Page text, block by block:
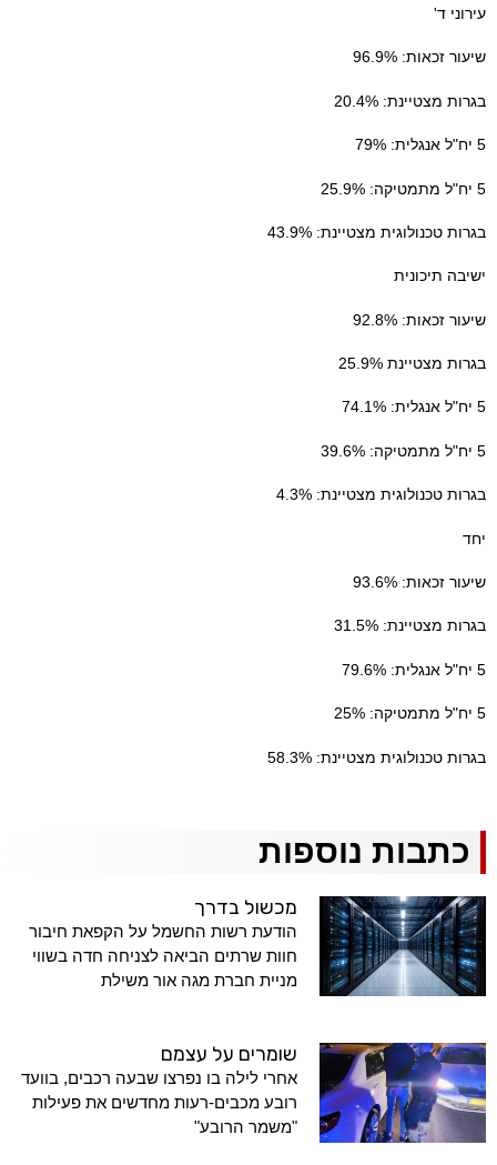
עירוני ד'
שיעור זכאות: 96.9%
בגרות מצטיינת: 20.4%
5 יח"ל אנגלית: 79%
5 יח"ל מתמטיקה: 25.9%
בגרות טכנולוגית מצטיינת: 43.9%
ישיבה תיכונית
שיעור זכאות: 92.8%
בגרות מצטיינת 25.9%
5 יח"ל אנגלית: 74.1%
5 יח"ל מתמטיקה: 39.6%
בגרות טכנולוגית מצטיינת: 4.3%
יחד
שיעור זכאות: 93.6%
בגרות מצטיינת: 31.5%
5 יח"ל אנגלית: 79.6%
5 יח"ל מתמטיקה: 25%
בגרות טכנולוגית מצטיינת: 58.3%
כתבות נוספות
מכשול בדרך
הודעת רשות החשמל על הקפאת חיבור
חוות שרתים הביאה לצניחה חדה בשווי
מניית חברת מגה אור משילת
שומרים על עצמם
אחרי לילה בו נפרצו שבעה רכבים, בוועד
רובע מכבים-רעות מחדשים את פעילות
"משמר הרובע"